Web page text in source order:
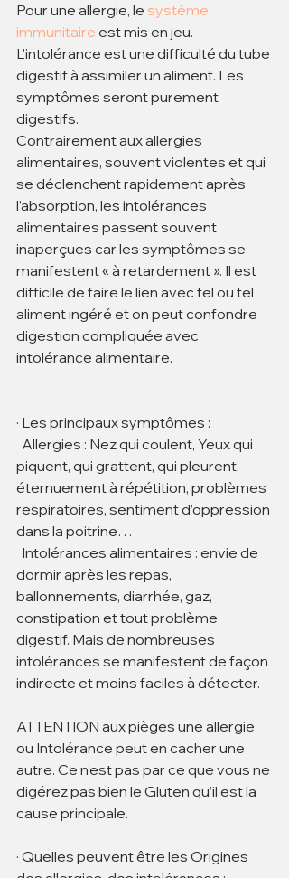
Pour une allergie, le système
immunitaire est mis en jeu.
L'intolérance est une difficulté du tube
digestif à assimiler un aliment. Les
symptômes seront purement
digestifs.
Contrairement aux allergies
alimentaires, souvent violentes et qui
se déclenchent rapidement après
l’absorption, les intolérances
alimentaires passent souvent
inaperçues car les symptômes se
manifestent « à retardement ». Il est
difficile de faire le lien avec tel ou tel
aliment ingéré et on peut confondre
digestion compliquée avec
intolérance alimentaire.
· Les principaux symptômes :
piquent, qui grattent, qui pleurent,
éternuement à répétition, problèmes
respiratoires, sentiment d’oppression
dans la poitrine…
dormir après les repas,
ballonnements, diarrhée, gaz,
constipation et tout problème
digestif. Mais de nombreuses
intolérances se manifestent de façon
indirecte et moins faciles à détecter.
ATTENTION aux pièges une allergie
ou Intolérance peut en cacher une
autre. Ce n’est pas par ce que vous ne
digérez pas bien le Gluten qu’il est la
cause principale.
· Quelles peuvent être les Origines